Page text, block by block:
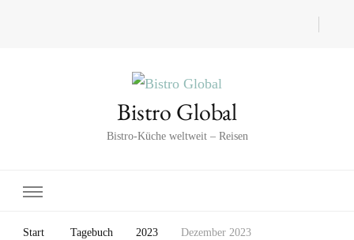
Bistro Global
Bistro-Küche weltweit – Reisen
Start Tagebuch 2023 Dezember 2023